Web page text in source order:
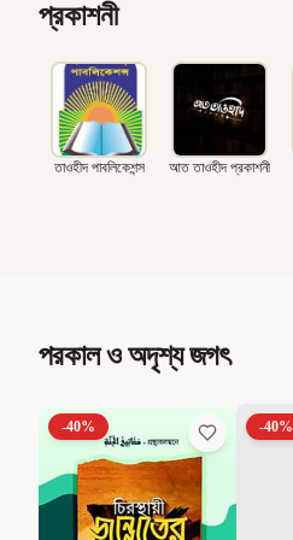
প্রকাশনী
তাওহীদ পাবলিকেশন্স আত তাওহীদ প্রকাশনী
পরকাল ও অদৃশ্য জগৎ
-40% -40%